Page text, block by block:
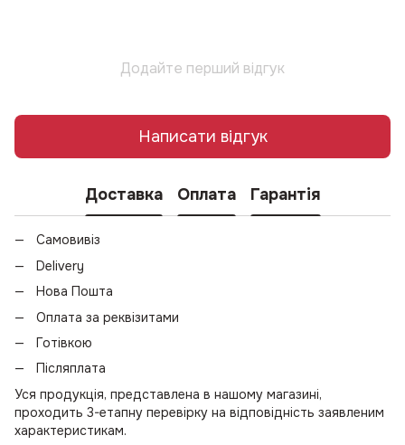
Додайте перший відгук
Написати відгук
Доставка Оплата Гарантія
Самовивіз
Delivery
Нова Пошта
Оплата за реквізитами
Готівкою
Післяплата
Уся продукція, представлена в нашому магазині,
проходить 3-етапну перевірку на відповідність заявленим
характеристикам.